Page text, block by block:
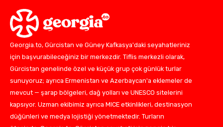
Georgia.to, Gürcistan ve Güney Kafkasya'daki seyahatleriniz
için başvurabileceğiniz bir merkezdir. Tiflis merkezli olarak,
Gürcistan genelinde özel ve küçük grup çok günlük turlar
sunuyoruz; ayrıca Ermenistan ve Azerbaycan'a eklemeler de
mevcut — şarap bölgeleri, dağ yolları ve UNESCO sitelerini
kapsıyor. Uzman ekibimiz ayrıca MICE etkinlikleri, destinasyon
düğünleri ve medya lojistiği yönetmektedir. Turların